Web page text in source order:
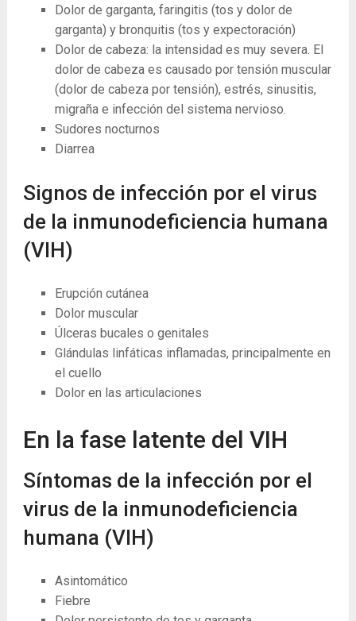
Dolor de garganta, faringitis (tos y dolor de
garganta) y bronquitis (tos y expectoración)
Dolor de cabeza: la intensidad es muy severa. El
dolor de cabeza es causado por tensión muscular
(dolor de cabeza por tensión), estrés, sinusitis,
migraña e infección del sistema nervioso.
Sudores nocturnos
Diarrea
Signos de infección por el virus
de la inmunodeficiencia humana
(VIH)
Erupción cutánea
Dolor muscular
Úlceras bucales o genitales
Glándulas linfáticas inflamadas, principalmente en
el cuello
Dolor en las articulaciones
En la fase latente del VIH
Síntomas de la infección por el
virus de la inmunodeficiencia
humana (VIH)
Asintomático
Fiebre